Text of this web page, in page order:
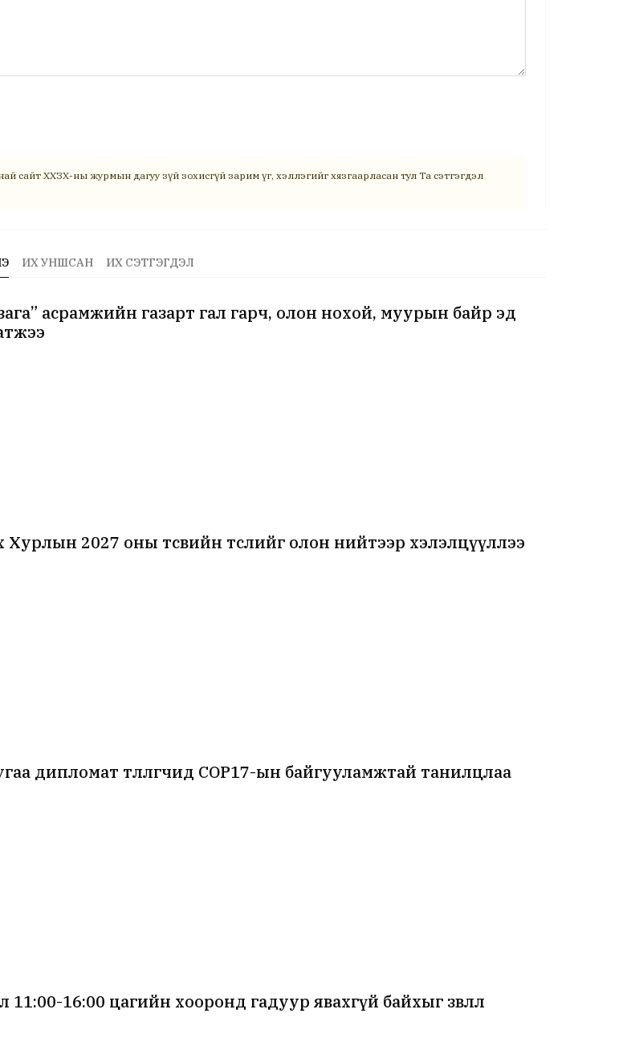
сайт ХХЗХ-ны журмын дагуу зүй зохисгүй зарим үг, хэллэгийг хязгаарласан тул Та сэтгэгдэл
ИХ УНШСАН ИХ СЭТГЭГДЭЛ
асрамжийн газарт гал гарч, олон нохой, муурын байр эд
2027 оны төсвийн төслийг олон нийтээр хэлэлцүүллээ
дипломат төлөөлөгчид COP17-ын байгууламжтай танилцлаа
16:00 цагийн хооронд гадуур явахгүй байхыг зөвлөлөө